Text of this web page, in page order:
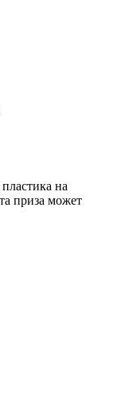
на
приза может